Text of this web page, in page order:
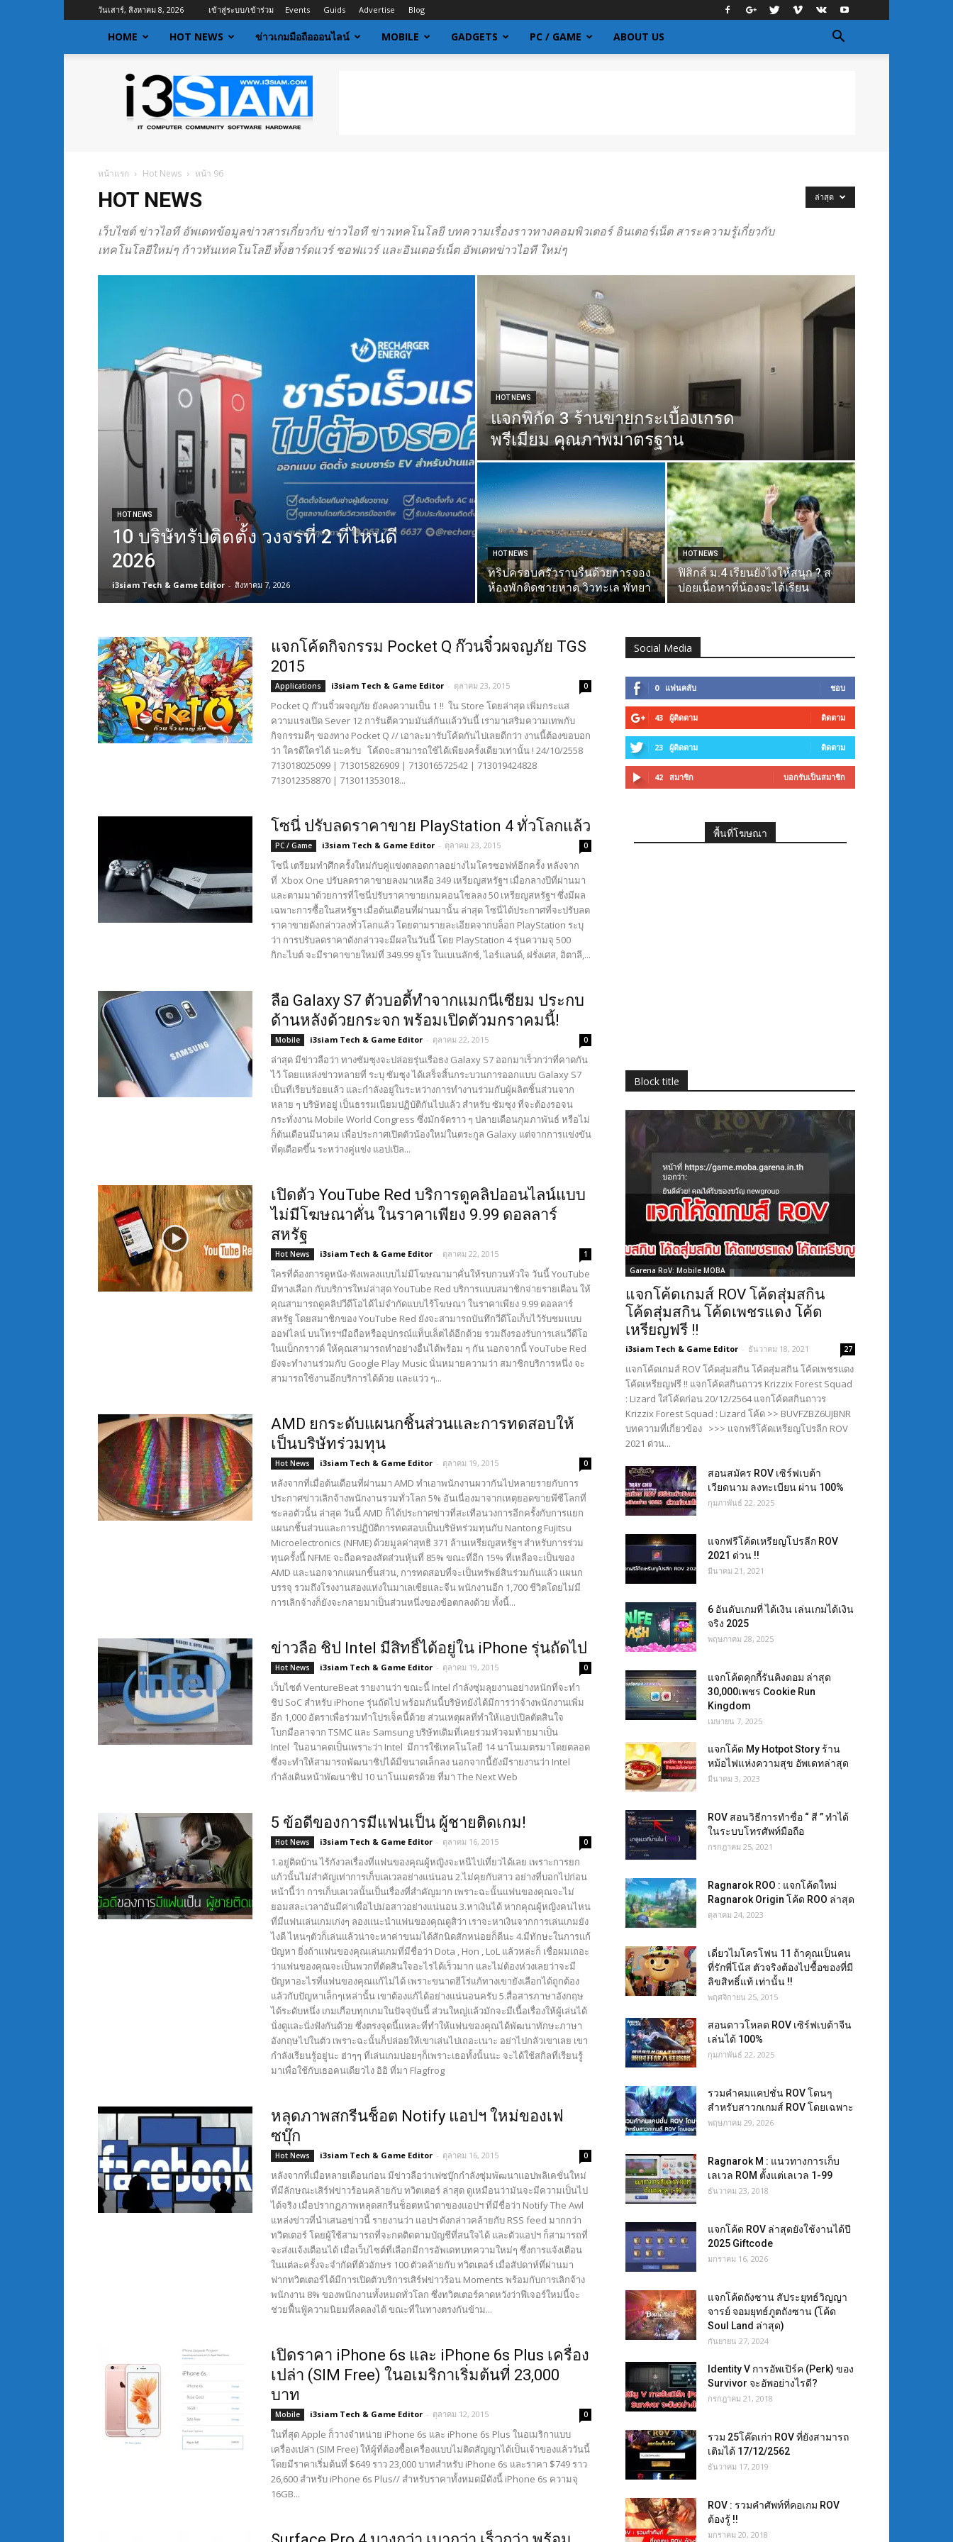
วันเสาร์, สิงหาคม 8, 2026 เข้าสู่ระบบ/เข้าร่วม Events Guids Advertise Blog
HOME HOT NEWS ข่าวเกมมือถือออนไลน์ MOBILE GADGETS PC / GAME ABOUT US
I3siam
ข่าว
ไอที
ข่าวสาร
กับ
ข่าว
เทคโนโลยี
หน้าแรก Hot News หน้า 96
HOT NEWS
เว็บไซต์ ข่าวไอที อัพเดทข้อมูลข่าวสารเกี่ยวกับ ข่าวไอที ข่าวเทคโนโลยี บทความเรื่องราวทางคอมพิวเตอร์ อินเตอร์เน็ต สาระความรู้เกี่ยวกับ
เทคโนโลยีใหม่ๆ ก้าวทันเทคโนโลยี ทั้งฮาร์ดแวร์ ซอฟแวร์ และอินเตอร์เน็ต อัพเดทข่าวไอที ใหม่ๆ
ล่าสุด
HOT NEWS
10 บริษัทรับติดตั้ง วงจรที่ 2 ที่ไหนดี
2026
i3siam Tech & Game Editor - สิงหาคม 7, 2026
HOT NEWS
แจกพิกัด 3 ร้านขายกระเบื้องเกรด
พรีเมียม คุณภาพมาตรฐาน
HOT NEWS
ทริปครอบครัวราบรื่นด้วยการจอง
ห้องพักติดชายหาด วิวทะเล พัทยา
HOT NEWS
ฟิสิกส์ ม.4 เรียนยังไงให้สนุก ? ส
ปอยเนื้อหาที่น้องจะได้เรียน
แจกโค้ดกิจกรรม Pocket Q ก๊วนจิ๋วผจญภัย TGS
2015
Applications i3siam Tech & Game Editor - ตุลาคม 23, 2015 0
Pocket Q ก๊วนจิ๋วผจญภัย ยังคงความเป็น 1 !! ใน Store โดยล่าสุด เพิ่มกระแส
ความแรงเปิด Sever 12 การันตีความมันส์กันแล้ววันนี้ เรามาเสริมความเทพกับ
กิจกรรมดีๆ ของทาง Pocket Q // เอาละมารับโค้ดกันไปเลยดีกว่า งานนี้ต้องขอบอก
ว่า ใครดีใครได้ นะครับ โค้ดจะสามารถใช้ได้เพียงครั้งเดียวเท่านั้น ! 24/10/2558
713018025099 | 713015826909 | 713016572542 | 713019424828
713012358870 | 713011353018...
โซนี่ ปรับลดราคาขาย PlayStation 4 ทั่วโลกแล้ว
PC / Game i3siam Tech & Game Editor - ตุลาคม 23, 2015 0
โซนี่ เตรียมทำศึกครั้งใหม่กับคู่แข่งตลอดกาลอย่างไมโครซอฟท์อีกครั้ง หลังจาก
ที่ Xbox One ปรับลดราคาขายลงมาเหลือ 349 เหรียญสหรัฐฯ เมื่อกลางปีที่ผ่านมา
และตามมาด้วยการที่โซนี่ปรับราคาขายเกมคอนโซลลง 50 เหรียญสหรัฐฯ ซึ่งมีผล
เฉพาะการซื้อในสหรัฐฯ เมื่อต้นเดือนที่ผ่านมานั้น ล่าสุด โซนี่ได้ประกาศที่จะปรับลด
ราคาขายดังกล่าวลงทั่วโลกแล้ว โดยตามรายละเอียดจากบล็อก PlayStation ระบุ
ว่า การปรับลดราคาดังกล่าวจะมีผลในวันนี้ โดย PlayStation 4 รุ่นความจุ 500
กิกะไบต์ จะมีราคาขายใหม่ที่ 349.99 ยูโร ในเบเนลักซ์, ไอร์แลนด์, ฝรั่งเศส, อิตาลี,...
ลือ Galaxy S7 ตัวบอดี้ทำจากแมกนีเซียม ประกบ
ด้านหลังด้วยกระจก พร้อมเปิดตัวมกราคมนี้!
Mobile i3siam Tech & Game Editor - ตุลาคม 22, 2015 0
ล่าสุด มีข่าวลือว่า ทางซัมซุงจะปล่อยรุ่นเรือธง Galaxy S7 ออกมาเร็วกว่าที่คาดกัน
ไว้ โดยแหล่งข่าวหลายที่ ระบุ ซัมซุง ได้เสร็จสิ้นกระบวนการออกแบบ Galaxy S7
เป็นที่เรียบร้อยแล้ว และกำลังอยู่ในระหว่างการทำงานร่วมกับผู้ผลิตชิ้นส่วนจาก
หลาย ๆ บริษัทอยู่ เป็นธรรมเนียมปฏิบัติกันไปแล้ว สำหรับ ซัมซุง ที่จะต้องรอจน
กระทั่งงาน Mobile World Congress ซึ่งมักจัดราว ๆ ปลายเดือนกุมภาพันธ์ หรือไม่
ก็ต้นเดือนมีนาคม เพื่อประกาศเปิดตัวน้องใหม่ในตระกูล Galaxy แต่จากการแข่งขัน
ที่ดุเดือดขึ้น ระหว่างคู่แข่ง แอปเปิล...
เปิดตัว YouTube Red บริการดูคลิปออนไลน์แบบ
ไม่มีโฆษณาคั่น ในราคาเพียง 9.99 ดอลลาร์
สหรัฐ
Hot News i3siam Tech & Game Editor - ตุลาคม 22, 2015 1
ใครที่ต้องการดูหนัง-ฟังเพลงแบบไม่มีโฆษณามาคั่นให้รบกวนหัวใจ วันนี้ YouTube
มีทางเลือก กับบริการใหม่ล่าสุด YouTube Red บริการแบบสมาชิกจ่ายรายเดือน ให้
คุณสามารถดูคลิปวีดีโอได้ไม่จำกัดแบบไร้โฆษณา ในราคาเพียง 9.99 ดอลลาร์
สหรัฐ โดยสมาชิกของ YouTube Red ยังจะสามารถบันทึกวีดีโอเก็บไว้รับชมแบบ
ออฟไลน์ บนโทรฯมือถือหรืออุปกรณ์แท็บเล็ตได้อีกด้วย รวมถึงรองรับการเล่นวีดีโอ
ในแบ็กกราวด์ ให้คุณสามารถทำอย่างอื่นได้พร้อม ๆ กัน นอกจากนี้ YouTube Red
ยังจะทำงานร่วมกับ Google Play Music นั่นหมายความว่า สมาชิกบริการหนึ่ง จะ
สามารถใช้งานอีกบริการได้ด้วย และแว่ว ๆ...
AMD ยกระดับแผนกชิ้นส่วนและการทดสอบให้
เป็นบริษัทร่วมทุน
Hot News i3siam Tech & Game Editor - ตุลาคม 19, 2015 0
หลังจากที่เมื่อต้นเดือนที่ผ่านมา AMD ทำเอาพนักงานผวากันไปหลายรายกับการ
ประกาศข่าวเลิกจ้างพนักงานรวมทั่วโลก 5% อันเนื่องมาจากเหตุยอดขายพีซีโลกที่
ชะลอตัวนั้น ล่าสุด วันนี้ AMD ก็ได้ประกาศข่าวที่สะเทือนวงการอีกครั้งกับการแยก
แผนกชิ้นส่วนและการปฏิบัติการทดสอบเป็นบริษัทร่วมทุนกับ Nantong Fujitsu
Microelectronics (NFME) ด้วยมูลค่าสุทธิ 371 ล้านเหรียญสหรัฐฯ สำหรับการร่วม
ทุนครั้งนี้ NFME จะถือครองสัดส่วนหุ้นที่ 85% ขณะที่อีก 15% ที่เหลือจะเป็นของ
AMD และนอกจากแผนกชิ้นส่วน, การทดสอบที่จะเป็นทรัพย์สินร่วมกันแล้ว แผนก
บรรจุ รวมถึงโรงงานสองแห่งในมาเลเซียและจีน พนักงานอีก 1,700 ชีวิตโดยไม่มี
การเลิกจ้างก็ยังจะกลายมาเป็นส่วนหนึ่งของข้อตกลงด้วย ทั้งนี้...
ข่าวลือ ชิป Intel มีสิทธิ์ได้อยู่ใน iPhone รุ่นถัดไป
Hot News i3siam Tech & Game Editor - ตุลาคม 19, 2015 0
เว็บไซต์ VentureBeat รายงานว่า ขณะนี้ Intel กำลังซุ่มลุยงานอย่างหนักที่จะทำ
ชิป SoC สำหรับ iPhone รุ่นถัดไป พร้อมกันนี้บริษัทยังได้มีการว่าจ้างพนักงานเพิ่ม
อีก 1,000 อัตราเพื่อร่วมทำโปรเจ็คนี้ด้วย ส่วนเหตุผลที่ทำให้แอปเปิลตัดสินใจ
โบกมือลาจาก TSMC และ Samsung บริษัทเดิมที่เคยร่วมหัวจมท้ายมาเป็น
Intel ในอนาคตเป็นเพราะว่า Intel มีการใช้เทคโนโลยี 14 นาโนเมตรมาโดยตลอด
ซึ่งจะทำให้สามารถพัฒนาชิปได้มีขนาดเล็กลง นอกจากนี้ยังมีรายงานว่า Intel
กำลังเดินหน้าพัฒนาชิป 10 นาโนเมตรด้วย ที่มา The Next Web
5 ข้อดีของการมีแฟนเป็น ผู้ชายติดเกม!
Hot News i3siam Tech & Game Editor - ตุลาคม 16, 2015 0
1.อยู่ติดบ้าน ไร้กังวลเรื่องที่แฟนของคุณผู้หญิงจะหนีไปเที่ยวได้เลย เพราะการยก
แก้วนั้นไม่สำคัญเท่าการเก็บเลเวลอย่างแน่นอน 2.ไม่คุยกับสาว อย่างที่บอกไปก่อน
หน้านี้ว่า การเก็บเลเวลนั้นเป็นเรื่องที่สำคัญมาก เพราะฉะนั้นแฟนของคุณจะไม่
ยอมสละเวลาอันมีค่าเพื่อไปม่อสาวอย่างแน่นอน 3.หาเงินได้ หากคุณผู้หญิงคนไหน
ที่มีแฟนเล่นเกมเก่งๆ ลองแนะนำแฟนของคุณดูสิว่า เราจะหาเงินจากการเล่นเกมยัง
ไงดี ไหนๆตัวก็เล่นแล้วน่าจะหาค่าขนมได้สักนิดสักหน่อยก็ดีนะ 4.มีทักษะในการแก้
ปัญหา ยิ่งถ้าแฟนของคุณเล่นเกมที่มีชื่อว่า Dota , Hon , LoL แล้วหล่ะก็ เชื่อผมเถอะ
ว่าแฟนของคุณจะเป็นพวกที่ตัดสินใจอะไรได้เร็วมาก และไม่ต้องห่วงเลยว่าจะมี
ปัญหาอะไรที่แฟนของคุณแก้ไม่ได้ เพราะขนาดฮีโร่แก้ทางเขายังเลือกได้ถูกต้อง
แล้วกับปัญหาเล็กๆเหล่านั้น เขาต้องแก้ได้อย่างแน่นอนครับ 5.สื่อสารภาษาอังกฤษ
ได้ระดับหนึ่ง เกมเกือบทุกเกมในปัจจุบันนี้ ส่วนใหญ่แล้วมักจะมีเนื้อเรื่องให้ผู้เล่นได้
นั่งดูและนั่งฟังกันด้วย ซึ่งตรงจุดนี้แหละที่ทำให้แฟนของคุณได้พัฒนาทักษะภาษา
อังกฤษไปในตัว เพราะฉะนั้นก็ปล่อยให้เขาเล่นไปเถอะเนาะ อย่าไปกลัวเขาเลย เขา
กำลังเรียนรู้อยู่นะ ฮ่าๆๆ ที่เล่นเกมบ่อยๆก็เพราะเธอทั้งนั้นนะ จะได้ใช้สกิลที่เรียนรู้
มาเพื่อใช้กับเธอคนเดียวไง อิอิ ที่มา Flagfrog
หลุดภาพสกรีนช็อต Notify แอปฯ ใหม่ของเฟ
ซบุ๊ก
Hot News i3siam Tech & Game Editor - ตุลาคม 16, 2015 0
หลังจากที่เมื่อหลายเดือนก่อน มีข่าวลือว่าเฟซบุ๊กกำลังซุ่มพัฒนาแอปพลิเคชั่นใหม่
ที่มีลักษณะเสิร์ฟข่าวร้อนคล้ายกับ ทวิตเตอร์ ล่าสุด ดูเหมือนว่ามันจะมีความเป็นไป
ได้จริง เมื่อปรากฏภาพหลุดสกรีนช็อตหน้าตาของแอปฯ ที่มีชื่อว่า Notify The Awl
แหล่งข่าวที่นำเสนอข่าวนี้ รายงานว่า แอปฯ ดังกล่าวคล้ายกับ RSS feed มากกว่า
ทวิตเตอร์ โดยผู้ใช้สามารถที่จะกดติดตามบัญชีที่สนใจได้ และตัวแอปฯ ก็สามารถที่
จะส่งแจ้งเตือนได้ เมื่อเว็บไซต์ที่เลือกมีการอัพเดทบทความใหม่ๆ ซึ่งการแจ้งเตือน
ในแต่ละครั้งจะจำกัดที่ตัวอักษร 100 ตัวคล้ายกับ ทวิตเตอร์ เมื่อสัปดาห์ที่ผ่านมา
ฟากทวิตเตอร์ได้มีการเปิดตัวบริการเสิร์ฟข่าวร้อน Moments พร้อมกับการเลิกจ้าง
พนักงาน 8% ของพนักงานทั้งหมดทั่วโลก ซึ่งทวิตเตอร์คาดหวังว่าฟีเจอร์ใหม่นี้จะ
ช่วยฟื้นฟู้ความนิยมที่ลดลงได้ ขณะที่ในทางตรงกันข้าม...
เปิดราคา iPhone 6s และ iPhone 6s Plus เครื่อง
เปล่า (SIM Free) ในอเมริกาเริ่มต้นที่ 23,000
บาท
Mobile i3siam Tech & Game Editor - ตุลาคม 12, 2015 0
ในที่สุด Apple ก็วางจำหน่าย iPhone 6s และ iPhone 6s Plus ในอเมริกาแบบ
เครื่องเปล่า (SIM Free) ให้ผู้ที่ต้องซื้อเครื่องแบบไม่ติดสัญญาได้เป็นเจ้าของแล้ววันนี้
โดยมีราคาเริ่มต้นที่ $649 ราว 23,000 บาทสำหรับ iPhone 6s และราคา $749 ราว
26,600 สำหรับ iPhone 6s Plus// สำหรับราคาทั้งหมดมีดังนี้ iPhone 6s ความจุ
16GB...
Social Media
0 แฟนคลับ ชอบ
43 ผู้ติดตาม ติดตาม
23 ผู้ติดตาม ติดตาม
42 สมาชิก บอกรับเป็นสมาชิก
พื้นที่โฆษณา
Block title
Garena RoV: Mobile MOBA
แจกโค้ดเกมส์ ROV โค้ดสุ่มสกิน
โค้ดสุ่มสกิน โค้ดเพชรแดง โค้ด
เหรียญฟรี !!
i3siam Tech & Game Editor - ธันวาคม 18, 2021 27
แจกโค้ดเกมส์ ROV โค้ดสุ่มสกิน โค้ดสุ่มสกิน โค้ดเพชรแดง
โค้ดเหรียญฟรี !! แจกโค้ดสกินถาวร Krizzix Forest Squad
: Lizard ใส่โค้ดก่อน 20/12/2564 แจกโค้ดสกินถาวร
Krizzix Forest Squad : Lizard โค้ด >> BUVFZBZ6UJBNR
บทความที่เกี่ยวข้อง >>> แจกฟรีโค้ดเหรียญโปรลีก ROV
2021 ด่วน...
สอนสมัคร ROV เซิร์ฟเบต้า
เวียดนาม ลงทะเบียน ผ่าน 100%
กุมภาพันธ์ 22, 2025
แจกฟรีโค้ดเหรียญโปรลีก ROV
2021 ด่วน !!
มีนาคม 21, 2021
6 อันดับเกมที่ ได้เงิน เล่นเกมได้เงิน
จริง 2025
พฤษภาคม 28, 2025
แจกโค้ดคุกกี้รันคิงดอม ล่าสุด
30,000เพชร Cookie Run
Kingdom
เมษายน 7, 2025
แจกโค้ด My Hotpot Story ร้าน
หม้อไฟแห่งความสุข อัพเดทล่าสุด
มีนาคม 3, 2023
ROV สอนวิธีการทำชื่อ “ สี ” ทำได้
ในระบบโทรศัพท์มือถือ
กรกฎาคม 25, 2021
Ragnarok ROO : แจกโค้ดใหม่
Ragnarok Origin โค้ด ROO ล่าสุด
ตุลาคม 24, 2023
เดี่ยวไมโครโฟน 11 ถ้าคุณเป็นคน
ที่รักพี่โน้ส ตัวจริงต้องไปชื้อของที่มี
ลิขสิทธิ์แท้ เท่านั้น !!
พฤศจิกายน 25, 2015
สอนดาวโหลด ROV เซิร์ฟเบต้าจีน
เล่นได้ 100%
กุมภาพันธ์ 22, 2025
รวมคำคมแคปชั่น ROV โดนๆ
สำหรับสาวกเกมส์ ROV โดยเฉพาะ
พฤษภาคม 29, 2026
Ragnarok M : แนวทางการเก็บ
เลเวล ROM ตั้งแต่เลเวล 1-99
ธันวาคม 23, 2018
แจกโค้ด ROV ล่าสุดยังใช้งานได้ปี
2025 Giftcode
มกราคม 16, 2026
แจกโค้ดถังซาน สัประยุทธ์วิญญา
จารย์ จอมยุทธ์ภูตถังซาน (โค้ด
Soul Land ล่าสุด)
กันยายน 27, 2024
Identity V การอัพเปิร์ค (Perk) ของ
Survivor จะอัพอย่างไรดี?
กรกฎาคม 21, 2018
รวม 25โค๊ดเก่า ROV ที่ยังสามารถ
เติมได้ 17/12/2562
ธันวาคม 17, 2019
ROV : รวมคำศัพท์ที่คอเกม ROV
ต้องรู้ !!
มกราคม 20, 2018